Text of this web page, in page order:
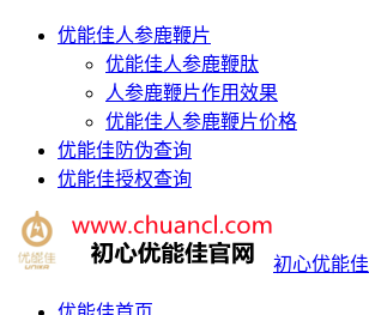
优能佳人参鹿鞭片
优能佳人参鹿鞭肽
人参鹿鞭片作用效果
优能佳人参鹿鞭片价格
优能佳防伪查询
优能佳授权查询
初心优能佳